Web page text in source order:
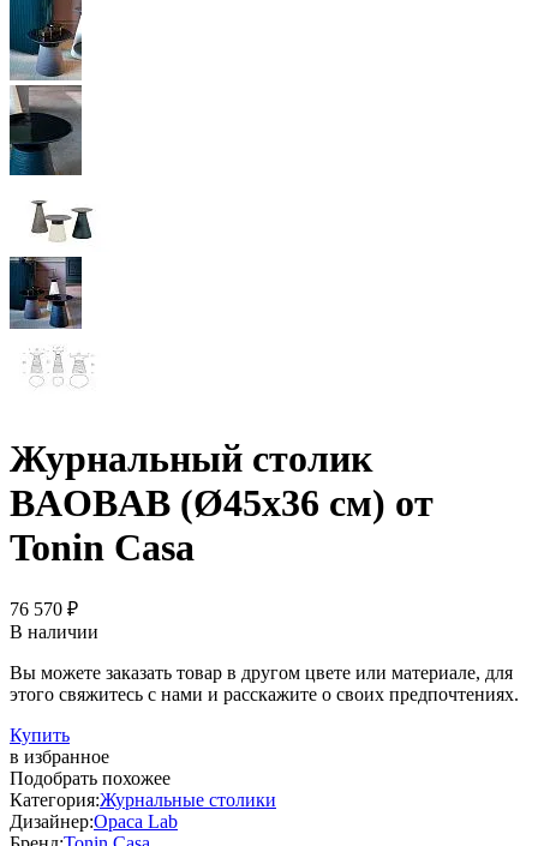
Журнальный столик
BAOBAB (Ø45x36 см) от
Tonin Casa
76 570 ₽
В наличии
Вы можете заказать товар в другом цвете или материале, для
этого свяжитесь с нами и расскажите о своих предпочтениях.
Купить
в избранное
Подобрать похожее
Категория:Журнальные столики
Дизайнер:Opaca Lab